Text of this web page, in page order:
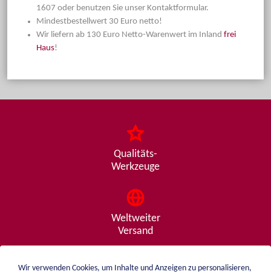
1607 oder benutzen Sie unser Kontaktformular.
Mindestbestellwert 30 Euro netto!
Wir liefern ab 130 Euro Netto-Warenwert im Inland frei
Haus!
Qualitäts-
Werkzeuge
Weltweiter
Versand
Wir verwenden Cookies, um Inhalte und Anzeigen zu personalisieren,